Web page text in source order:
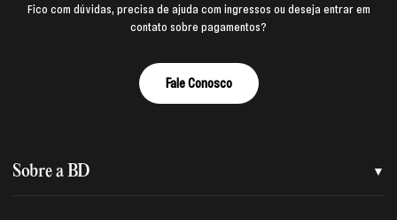
Fico com dúvidas, precisa de ajuda com ingressos ou deseja entrar em
contato sobre pagamentos?
Fale Conosco
Sobre a BD